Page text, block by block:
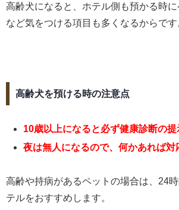
高齢犬になると、ホテル側も預かる時
など気をつける項目も多くなるからです
高齢犬を預ける時の注意点
10歳以上になると必ず健康診断の
夜は無人になるので、何かあれば対
高齢や持病があるペットの場合は、24
テルをおすすめします。